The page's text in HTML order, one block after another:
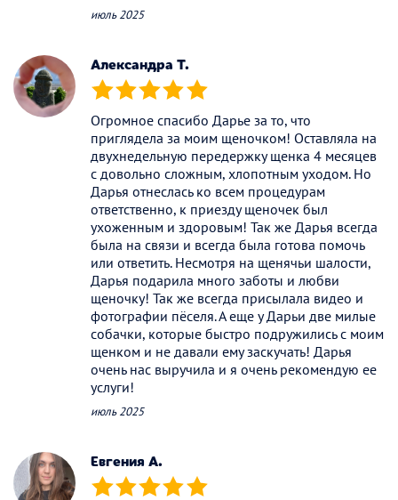
июль 2025
Александра Т.
(*) (*) (*) (*) (*)
Огромное спасибо Дарье за то, что
приглядела за моим щеночком! Оставляла на
двухнедельную передержку щенка 4 месяцев
с довольно сложным, хлопотным уходом. Но
Дарья отнеслась ко всем процедурам
ответственно, к приезду щеночек был
ухоженным и здоровым! Так же Дарья всегда
была на связи и всегда была готова помочь
или ответить. Несмотря на щенячьи шалости,
Дарья подарила много заботы и любви
щеночку! Так же всегда присылала видео и
фотографии пёселя. А еще у Дарьи две милые
собачки, которые быстро подружились с моим
щенком и не давали ему заскучать! Дарья
очень нас выручила и я очень рекомендую ее
услуги!
июль 2025
Евгения А.